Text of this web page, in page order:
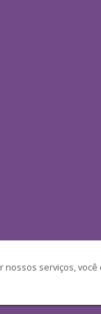
serviços,